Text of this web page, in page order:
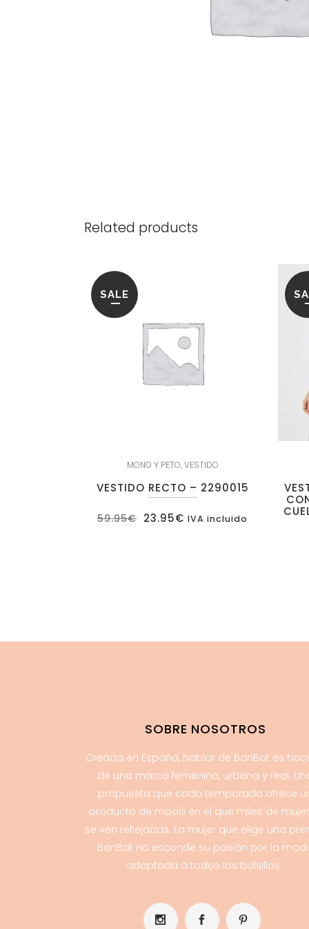
Related products
SALE
MONO Y PETO,VESTIDO
VESTIDO RECTO – 2290015
59.95€ El
precio
23.95€ El
precio
IVA incluido
SOBRE NOSOTROS
Creada en España, hablar de BanBat es
de una marca femenina, urbana y real.
propuesta que cada temporada ofrece
producto de moda en el que miles de
se ven reflejadas. La mujer que elige una
BanBat no esconde su pasión por la
adaptada a todos los bolsillos .